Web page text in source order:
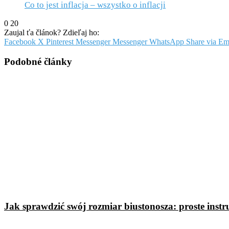
Co to jest inflacja – wszystko o inflacji
0 20
Zaujal ťa článok? Zdieľaj ho:
Facebook X Pinterest Messenger Messenger WhatsApp Share via
Podobné články
Jak sprawdzić swój rozmiar biustonosza: proste